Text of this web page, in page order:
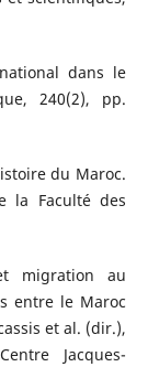
dans le
240(2), pp.
du Maroc.
la Faculté des
migration au
entre le Maroc
et al. (dir.),
Jacques-